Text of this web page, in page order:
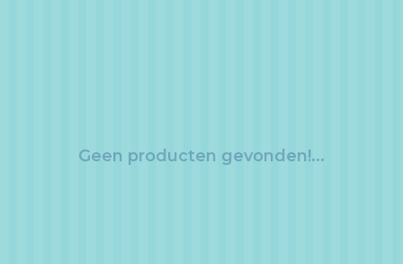
Geen producten gevonden!...